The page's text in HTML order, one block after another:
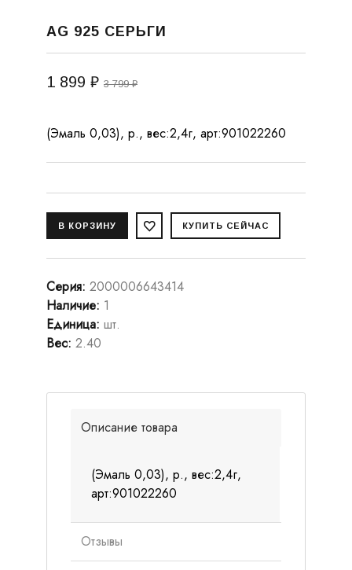
AG 925 СЕРЬГИ
1 899 ₽ 3 799 ₽
(Эмаль 0,03), р., вес:2,4г, арт:901022260
Серия: 2000006643414
Наличие: 1
Единица: шт.
Вес: 2.40
Описание товара
(Эмаль 0,03), р., вес:2,4г,
арт:901022260
Отзывы